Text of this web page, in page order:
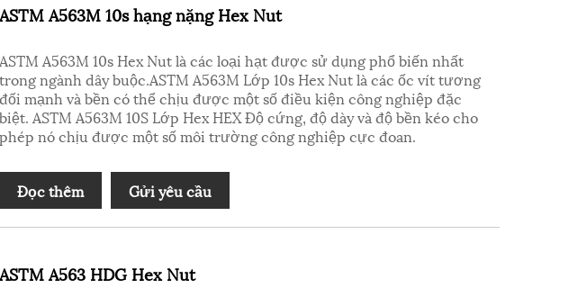
ASTM A563M 10s hạng nặng Hex Nut
ASTM A563M 10s Hex Nut là các loại hạt được sử dụng phổ biến nhất
trong ngành dây buộc.ASTM A563M Lớp 10s Hex Nut là các ốc vít tương
đối mạnh và bền có thể chịu được một số điều kiện công nghiệp đặc
biệt. ASTM A563M 10S Lớp Hex HEX Độ cứng, độ dày và độ bền kéo cho
phép nó chịu được một số môi trường công nghiệp cực đoan.
Đọc thêm Gửi yêu cầu
ASTM A563 HDG Hex Nut